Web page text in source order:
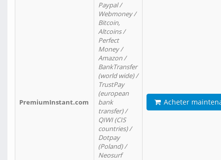
PremiumInstant.com
Paypal /
Webmoney /
Bitcoin,
Altcoins /
Perfect
Money /
Amazon /
BankTransfer
(world wide) /
TrustPay
(european
bank
transfer) /
QIWI (CIS
countries) /
Dotpay
(Poland) /
Neosurf
Acheter